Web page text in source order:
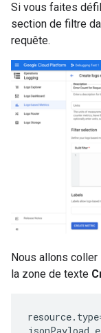
Si vous faites
section de filtre
requête.
Nous allons
la zone de texte